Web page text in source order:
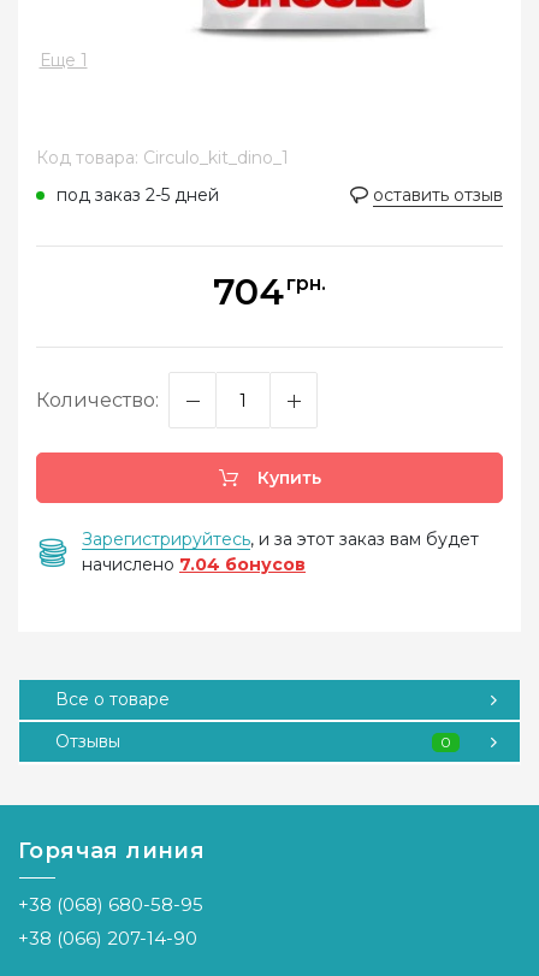
Еще 1
Код товара: Circulo_kit_dino_1
под заказ 2-5 дней
оставить отзыв
704грн.
Количество:
Купить
Зарегистрируйтесь, и за этот заказ вам будет
начислено 7.04 бонусов
Все о товаре
Отзывы
0
Горячая линия
+38 (068) 680-58-95
+38 (066) 207-14-90